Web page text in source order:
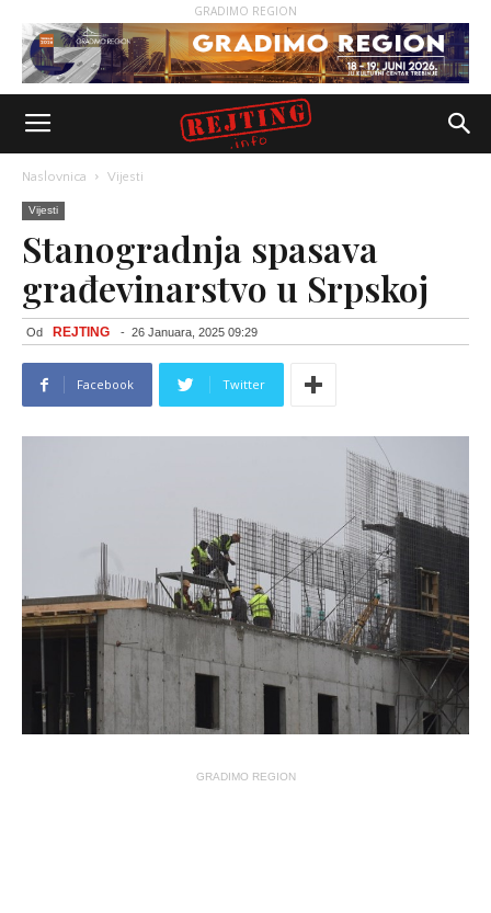
GRADIMO REGION
Naslovnica Vijesti
Vijesti
Stanogradnja spasava
građevinarstvo u Srpskoj
Od REJTING - 26 Januara, 2025 09:29
Facebook Twitter
GRADIMO REGION